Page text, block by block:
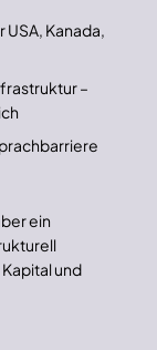
USA, Kanada,
–
ein
und